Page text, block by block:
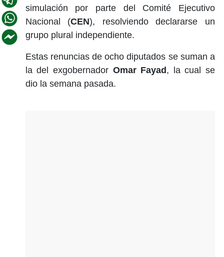
simulación por parte del Comité Ejecutivo
Nacional (CEN), resolviendo declararse un
grupo plural independiente.
Estas renuncias de ocho diputados se suman a
la del exgobernador Omar Fayad, la cual se
dio la semana pasada.